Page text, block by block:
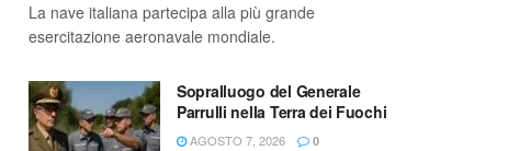
La nave italiana partecipa alla più grande
esercitazione aeronavale mondiale.
Sopralluogo del Generale
Parrulli nella Terra dei Fuochi
AGOSTO 7, 2026 0